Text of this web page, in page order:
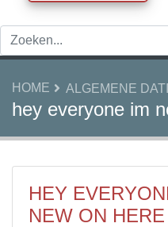
HOME ALGEMENE
hey everyone im
HEY
NEW ON HERE